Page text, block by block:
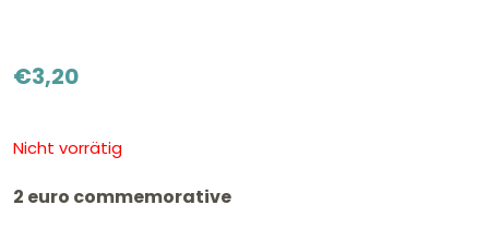
€3,20
Nicht vorrätig
2 euro commemorative